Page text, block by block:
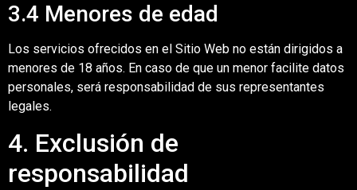
3.4 Menores de edad
Los servicios ofrecidos en el Sitio Web no están dirigidos a
menores de 18 años. En caso de que un menor facilite datos
personales, será responsabilidad de sus representantes
legales.
4. Exclusión de
responsabilidad